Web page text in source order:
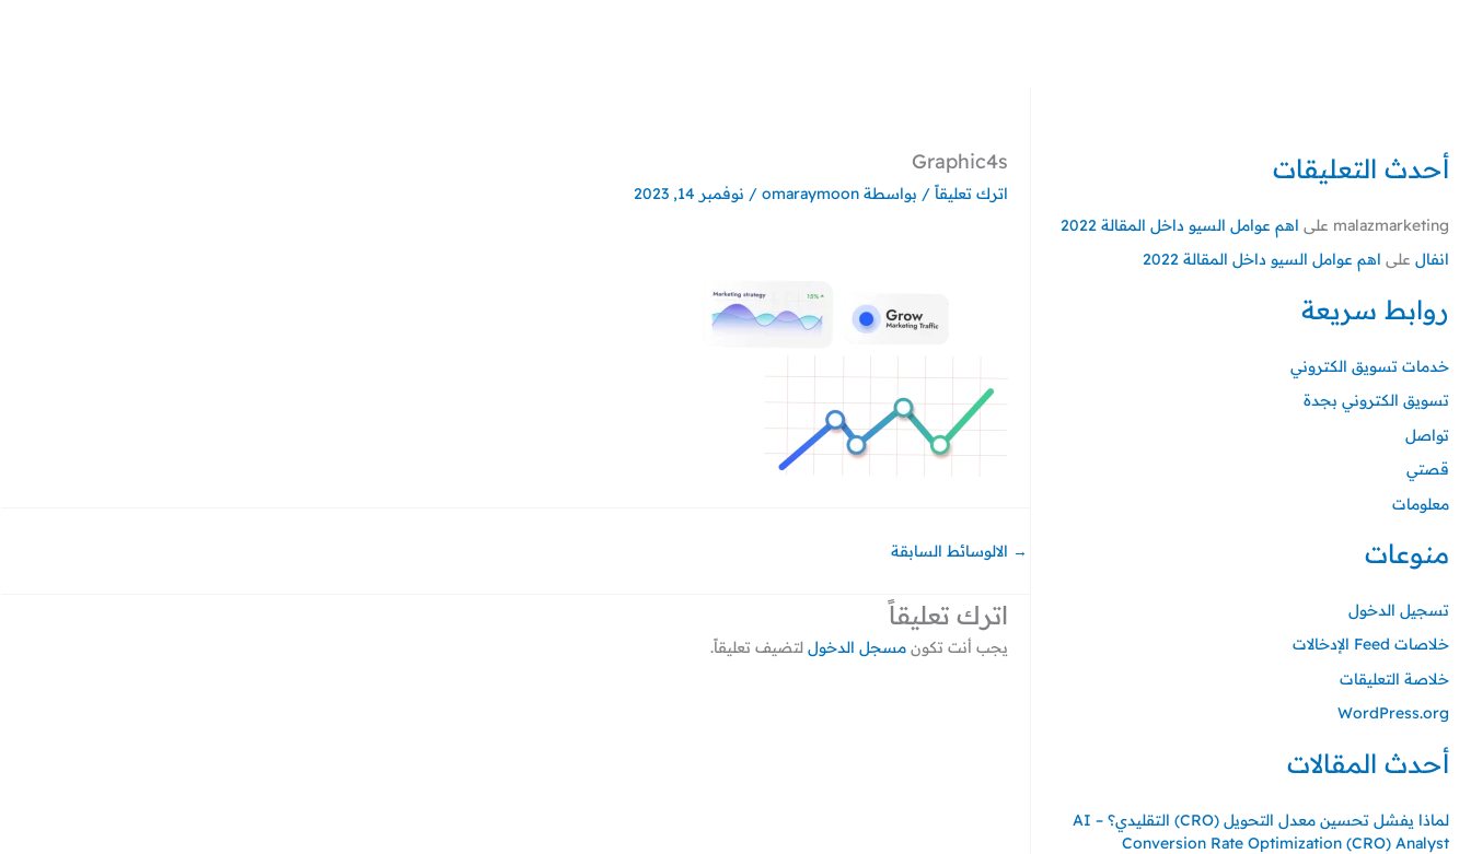
أحدث التعليقات
malazmarketing على اهم عوامل السيو داخل المقالة 2022
انفال على اهم عوامل السيو داخل المقالة 2022
روابط سريعة
خدمات تسويق الكتروني
تسويق الكتروني بجدة
تواصل
قصتي
معلومات
منوعات
تسجيل الدخول
خلاصات Feed الإدخالات
خلاصة التعليقات
WordPress.org
أحدث المقالات
لماذا يفشل تحسين معدل التحويل (CRO) التقليدي؟ – AI
Conversion Rate Optimization (CRO) Analyst
Graphic4s
اترك تعليقاً / بواسطة omaraymoon
/ نوفمبر 14, 2023
→ الالوسائط السابقة
اترك تعليقاً
يجب أنت تكونمسجل الدخول لتضيف تعليقاً.